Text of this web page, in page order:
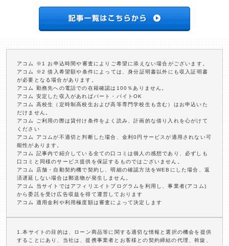
アコム ※1 お申込時間や審査によりご希望に添えない場合がございます。
アコム ※2 借入希望額や条件によっては、身分証明書以外にも収入証明書
が必要となる場合があります。
アコム 勤務先への電話での在籍確認は100％ありません。
アコム 安定した収入があればパート・バイトOK
アコム 高校生（定時制高校生および高等専門学校生も含む）はお申込いた
だけません。
アコム ご利用の際は貸付け条件をよく読み、計画的な借り入れを心がけて
ください
アコム アコムが不適切と判断した場合、金利0円サービスが適用されない可
能性があります。
アコム 記事内で紹介している全ての口コミは個人の感想であり、必ずしも
口コミと同様のサービス提供を保証するものではございません。
アコム 店舗・自動契約機で契約し、明細の確認方法をWEBにした場合、返
済遅延しない場合は郵送物が発生しません。
アコム 当サイトではアフィリエイトプログラムを利用し、事業者(アコム)
から委託を受け広告収益を得て運営しております
アコム 適用金利や利用極度額は審査によって決定します
1.本サイトの目的は、ローン商品等に関する適切な情報と選択の機会を提供
することにあり、当社は、提携事業者とお客様との契約締結の代理、斡旋、